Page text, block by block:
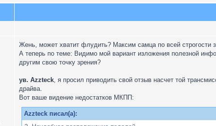
Жень, может хватит флудить? Максим самца по всей строгости
А теперь по теме: Видимо мой вариант изложения полезной
другим свою точку зрения?
ув. Azzteck, я просил приводить свой отзыв насчет той
драйва.
Вот ваше видение недостатков МКПП:
Azzteck писал(а):